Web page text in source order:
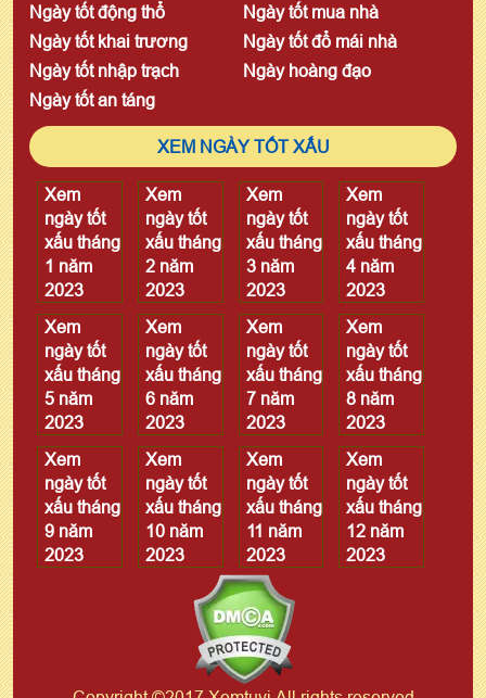
Ngày tốt động thổ
Ngày tốt mua nhà
Ngày tốt khai trương
Ngày tốt đổ mái nhà
Ngày tốt nhập trạch
Ngày hoàng đạo
Ngày tốt an táng
XEM NGÀY TỐT XẤU
Xem
ngày tốt
xấu tháng
1 năm
2023
Xem
ngày tốt
xấu tháng
2 năm
2023
Xem
ngày tốt
xấu tháng
3 năm
2023
Xem
ngày tốt
xấu tháng
4 năm
2023
Xem
ngày tốt
xấu tháng
5 năm
2023
Xem
ngày tốt
xấu tháng
6 năm
2023
Xem
ngày tốt
xấu tháng
7 năm
2023
Xem
ngày tốt
xấu tháng
8 năm
2023
Xem
ngày tốt
xấu tháng
9 năm
2023
Xem
ngày tốt
xấu tháng
10 năm
2023
Xem
ngày tốt
xấu tháng
11 năm
2023
Xem
ngày tốt
xấu tháng
12 năm
2023